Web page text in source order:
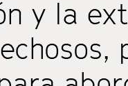
y la